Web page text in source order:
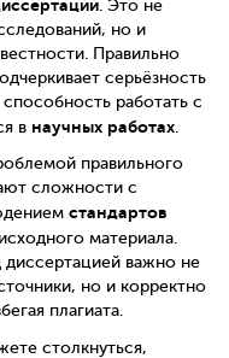
. Это не
но и
Правильно
серьёзность
работать с
в научных работах.
правильного
сложности с
стандартов
материала.
важно не
но и корректно
плагиата.
столкнуться,